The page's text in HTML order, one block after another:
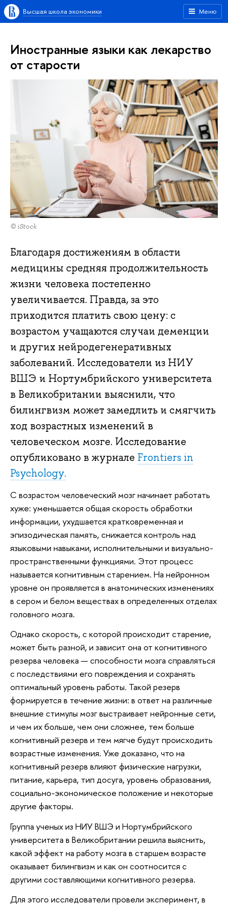
Меню
Высшая школа экономики
Иностранные языки как лекарство
от старости
© iStock
Благодаря достижениям в области
медицины средняя продолжительность
жизни человека постепенно
увеличивается. Правда, за это
приходится платить свою цену: с
возрастом учащаются случаи деменции
и других нейродегенеративных
заболеваний. Исследователи из НИУ
ВШЭ и Нортумбрийского университета
в Великобритании выяснили, что
билингвизм может замедлить и смягчить
ход возрастных изменений в
человеческом мозге. Исследование
опубликовано в журнале Frontiers in
Psychology.
С возрастом человеческий мозг начинает работать
хуже: уменьшается общая скорость обработки
информации, ухудшается кратковременная и
эпизодическая память, снижается контроль над
языковыми навыками, исполнительными и визуально-
пространственными функциями. Этот процесс
называется когнитивным старением. На нейронном
уровне он проявляется в анатомических изменениях
в сером и белом веществах в определенных отделах
головного мозга.
Однако скорость, с которой происходит старение,
может быть разной, и зависит она от когнитивного
резерва человека — способности мозга справляться
с последствиями его повреждения и сохранять
оптимальный уровень работы. Такой резерв
формируется в течение жизни: в ответ на различные
внешние стимулы мозг выстраивает нейронные сети,
и чем их больше, чем они сложнее, тем больше
когнитивный резерв и тем мягче будут происходить
возрастные изменения. Уже доказано, что на
когнитивный резерв влияют физические нагрузки,
питание, карьера, тип досуга, уровень образования,
социально-экономическое положение и некоторые
другие факторы.
Группа ученых из НИУ ВШЭ и Нортумбрийского
университета в Великобритании решила выяснить,
какой эффект на работу мозга в старшем возрасте
оказывает билингвизм и как он соотносится с
другими составляющими когнитивного резерва.
Для этого исследователи провели эксперимент, в